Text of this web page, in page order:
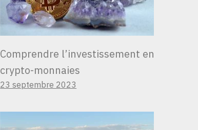
Comprendre l’investissement en
crypto-monnaies
23 septembre 2023